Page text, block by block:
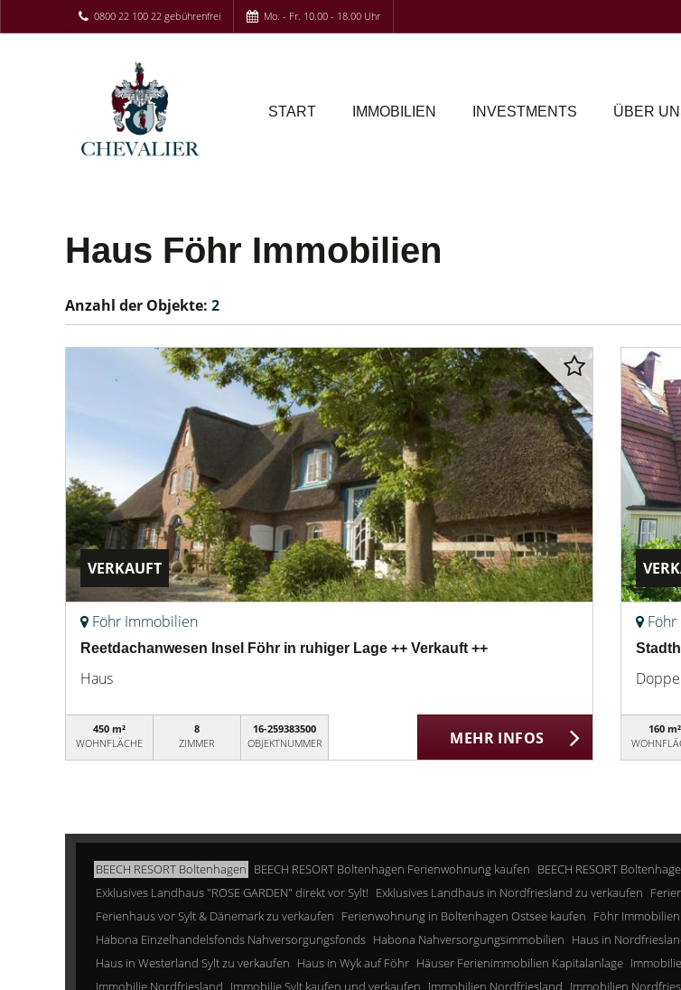
0800 22 100 22 gebührenfrei Mo. - Fr. 10.00 - 18.00 Uhr
START IMMOBILIEN INVESTMENTS ÜBER
Haus Föhr Immobilien
Anzahl der Objekte: 2
VERKAUFT
Föhr Immobilien
Reetdachanwesen Insel Föhr in ruhiger Lage ++ Verkauft ++
Haus
450 m²
WOHNFLÄCHE
8
ZIMMER
16-259383500
OBJEKTNUMMER
MEHR INFOS
160 m²
BEECH RESORT Boltenhagen BEECH RESORT Boltenhagen Ferienwohnung kaufen BEECH RESORT
Exklusives Landhaus "ROSE GARDEN" direkt vor Sylt! Exklusives Landhaus in Nordfriesland zu verkaufen
Ferienhaus vor Sylt & Dänemark zu verkaufen Ferienwohnung in Boltenhagen Ostsee kaufen Föhr Immobilien
Habona Einzelhandelsfonds Nahversorgungsfonds Habona Nahversorgungsimmobilien Haus in
Haus in Westerland Sylt zu verkaufen Haus in Wyk auf Föhr Häuser Ferienimmobilien Kapitalanlage
Immobilie Nordfriesland Immobilie Sylt kaufen und verkaufen Immobilien Nordfriesland Immobilien